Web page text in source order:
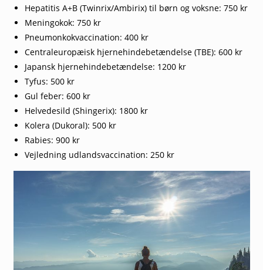
Hepatitis A+B (Twinrix/Ambirix) til børn og voksne: 750 kr
Meningokok: 750 kr
Pneumonkokvaccination: 400 kr
Centraleuropæisk hjernehindebetændelse (TBE): 600 kr
Japansk hjernehindebetændelse: 1200 kr
Tyfus: 500 kr
Gul feber: 600 kr
Helvedesild (Shingerix): 1800 kr
Kolera (Dukoral): 500 kr
Rabies: 900 kr
Vejledning udlandsvaccination: 250 kr